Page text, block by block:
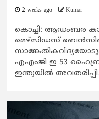
2 weeks ago Kumar
കൊച്ചി: ആഡംബര
മെഴ്‌സിഡസ്
എഎംജി ഇ 53
ഇന്ത്യയിൽ